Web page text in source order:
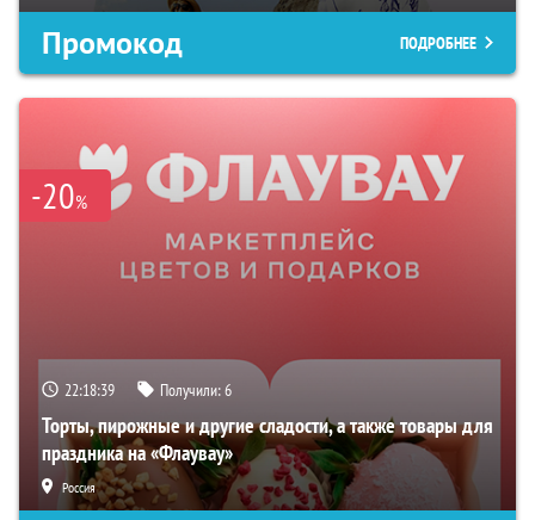
Промокод ПОДРОБНЕЕ
-20%
22:18:38 Получили:6
Торты, пирожные и другие сладости, а также товары для
праздника на «Флаувау»
Россия